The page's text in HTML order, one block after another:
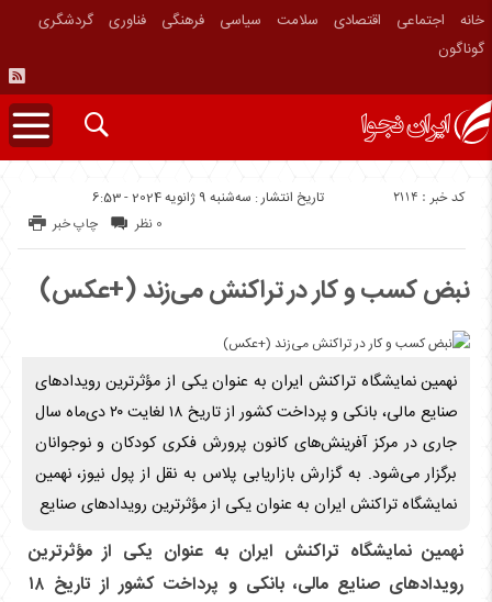
خانه اجتماعی اقتصادی سلامت سیاسی فرهنگی فناوری
گردشگری
گوناگون
تاریخ انتشار : سه‌شنبه 9 ژانویه 2024 - 6:53 کد خبر : 2114
چاپ خبر 0 نظر
نبض کسب و کار در تراکنش می‌زند (+عکس)
نهمین نمایشگاه تراکنش ایران به عنوان یکی از مؤثرترین رویدادهای
صنایع مالی، بانکی و پرداخت کشور از تاریخ ۱۸ لغایت ۲۰ دی‌ماه سال
جاری در مرکز آفرینش‌های کانون پرورش فکری کودکان و نوجوانان
برگزار می‌شود. به گزارش بازاریابی پلاس به نقل از پول نیوز، نهمین
نمایشگاه تراکنش ایران به عنوان یکی از مؤثرترین رویدادهای صنایع
نهمین نمایشگاه تراکنش ایران به عنوان یکی از مؤثرترین
رویدادهای صنایع مالی، بانکی و پرداخت کشور از تاریخ ۱۸